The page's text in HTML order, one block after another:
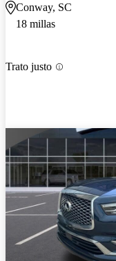
Conway, SC
18 millas
Trato justo